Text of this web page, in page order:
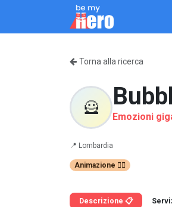
Passa al contenuto
Torna alla ricerca
🦸
Emozioni
📍 Lombardia
Animazione 🤹‍♂️
Descrizione 📋